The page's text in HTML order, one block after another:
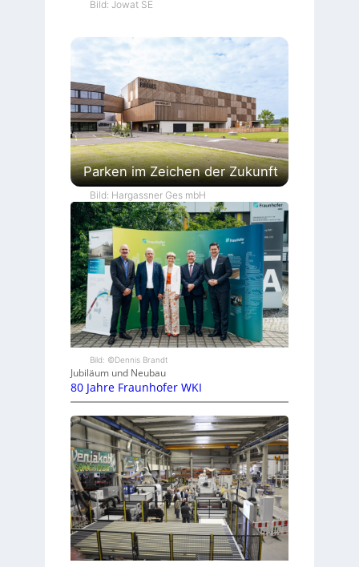
Bild: Jowat SE
Parken im Zeichen der Zukunft
Bild: Hargassner Ges mbH
Bild: ©Dennis Brandt
Jubiläum und Neubau
80 Jahre Fraunhofer WKI